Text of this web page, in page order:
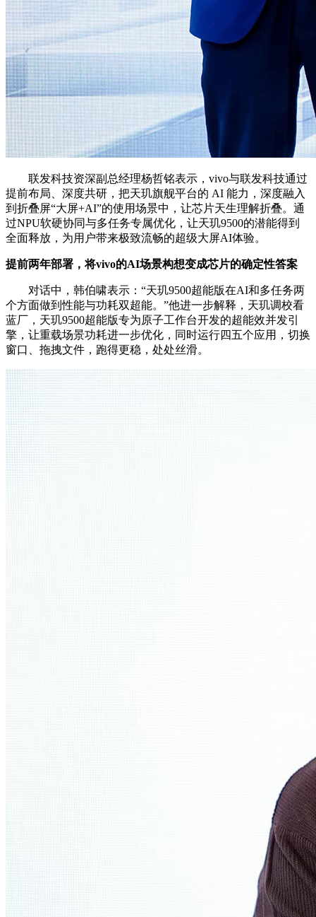
联发科技资深副总经理杨哲铭表示，vivo与联发科技通过
提前布局、深度共研，把天玑旗舰平台的 AI 能力，深度融入
到折叠屏“大屏+AI”的使用场景中，让芯片天生理解折叠。通
过NPU软硬协同与多任务专属优化，让天玑9500的潜能得到
全面释放，为用户带来极致流畅的超级大屏AI体验。
提前两年部署，将vivo的AI场景构想变成芯片的确定性答案
对话中，韩伯啸表示：“天玑9500超能版在AI和多任务两
个方面做到性能与功耗双超能。”他进一步解释，天玑调校看
蓝厂，天玑9500超能版专为原子工作台开发的超能效并发引
擎，让重载场景功耗进一步优化，同时运行四五个应用，切换
窗口、拖拽文件，跑得更稳，处处丝滑。